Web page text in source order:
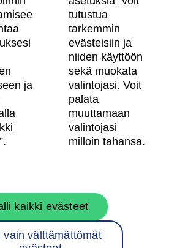
ja
tutustua
tarkemmin
evästeisiin ja
niiden käyttöön
sekä muokata
valintojasi. Voit
palata
muuttamaan
valintojasi
milloin tahansa.
vain välttämättömät
kaikki evästeet